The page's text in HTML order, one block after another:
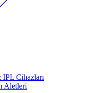
Cihazları
Aletleri